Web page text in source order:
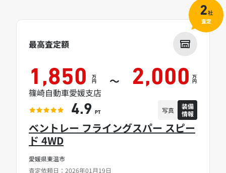
愛媛県東温市
査定依頼日：2026年01月19日
ベントレー フライングスパー スピー
ド 4WD
最高査定額
1,850 万
円 ～ 2,000 万
円
篠崎自動車愛媛支店
4.9 PT 写真
装備
情報
2社
査定